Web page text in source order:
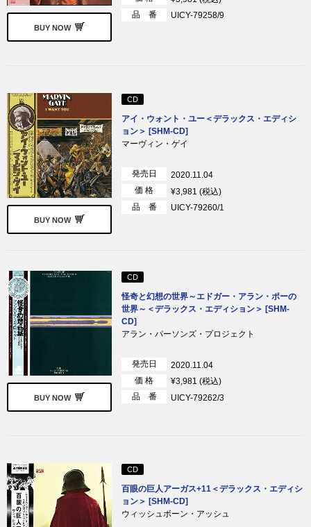
BUY NOW
品 番
UICY-79258/9
BUY NOW
CD
アイ・ウォント・ユー＜デラックス・エディシ
ョン＞ [SHM-CD]
マーヴィン・ゲイ
発売日
2020.11.04
価 格
¥3,981 (税込)
品 番
UICY-79260/1
BUY NOW
CD
怪奇と幻想の世界～エドガー・アラン・ポーの
世界～＜デラックス・エディション＞ [SHM-
CD]
アラン・パーソンズ・プロジェクト
発売日
2020.11.04
価 格
¥3,981 (税込)
品 番
UICY-79262/3
CD
百眼の巨人アーガス+11＜デラックス・エディシ
ョン＞ [SHM-CD]
ウィッシュボーン・アッシュ